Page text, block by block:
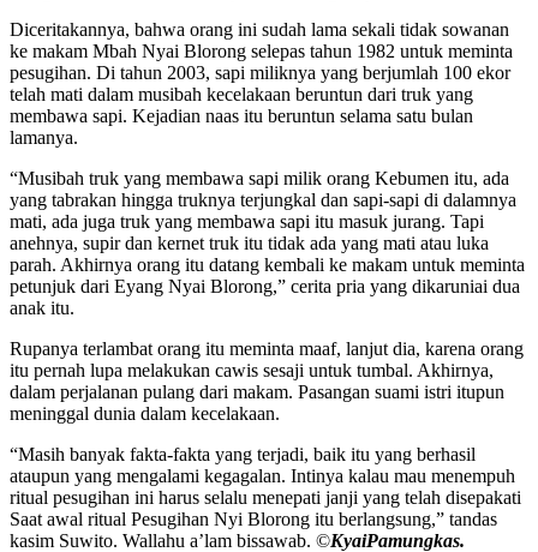
Diceritakannya, bahwa orang ini sudah lama sekali tidak sowanan
ke makam Mbah Nyai Blorong selepas tahun 1982 untuk meminta
pesugihan. Di tahun 2003, sapi miliknya yang berjumlah 100 ekor
telah mati dalam musibah kecelakaan beruntun dari truk yang
membawa sapi. Kejadian naas itu beruntun selama satu bulan
lamanya.
“Musibah truk yang membawa sapi milik orang Kebumen itu, ada
yang tabrakan hingga truknya terjungkal dan sapi-sapi di dalamnya
mati, ada juga truk yang membawa sapi itu masuk jurang. Tapi
anehnya, supir dan kernet truk itu tidak ada yang mati atau luka
parah. Akhirnya orang itu datang kembali ke makam untuk meminta
petunjuk dari Eyang Nyai Blorong,” cerita pria yang dikaruniai dua
anak itu.
Rupanya terlambat orang itu meminta maaf, lanjut dia, karena orang
itu pernah lupa melakukan cawis sesaji untuk tumbal. Akhirnya,
dalam perjalanan pulang dari makam. Pasangan suami istri itupun
meninggal dunia dalam kecelakaan.
“Masih banyak fakta-fakta yang terjadi, baik itu yang berhasil
ataupun yang mengalami kegagalan. Intinya kalau mau menempuh
ritual pesugihan ini harus selalu menepati janji yang telah disepakati
Saat awal ritual Pesugihan Nyi Blorong itu berlangsung,” tandas
kasim Suwito. Wallahu a’lam bissawab. ©️KyaiPamungkas.